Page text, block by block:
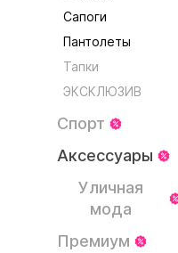
Сапоги
Пантолеты
Тапки
ЭКСКЛЮЗИВ
Спорт
Аксессуары
Уличная
мода
Премиум